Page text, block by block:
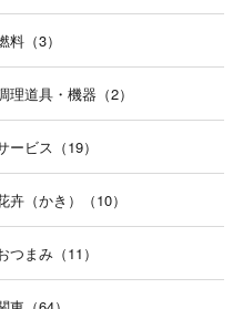
料（3）
理道具・機器（2）
ービス（19）
卉（かき）（10）
つまみ（11）